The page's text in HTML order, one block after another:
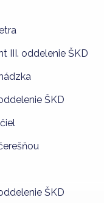
III. oddelenie ŠKD
ŠKD
ŠKD